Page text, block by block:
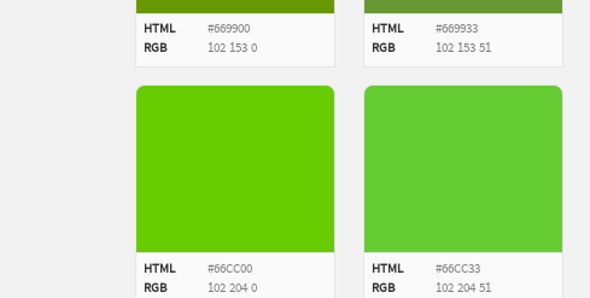
HTML
#669900
RGB
102 153 0
HTML
#669933
RGB
102 153 51
HTML
#66CC00
RGB
102 204 0
HTML
#66CC33
RGB
102 204 51